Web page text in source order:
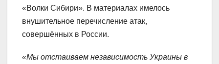
«Волки Сибири». В материалах имелось
внушительное перечисление атак,
совершённых в России.
«Мы отстаиваем независимость Украины в